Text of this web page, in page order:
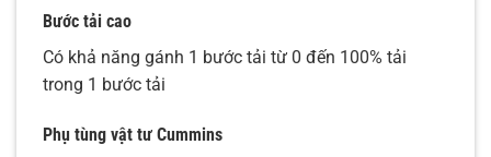
Bước tải cao
Có khả năng gánh 1 bước tải từ 0 đến 100% tải
trong 1 bước tải
Phụ tùng vật tư Cummins